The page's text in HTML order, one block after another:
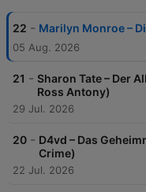
22 - Marilyn Monroe –
05 Aug. 2026
21 - Sharon Tate – Der
Ross Antony)
29 Jul. 2026
20 - D4vd – Das
Crime)
22 Jul. 2026